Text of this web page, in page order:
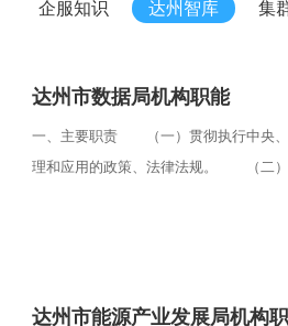
企服知识 达州智库 集
达州市数据局机构职能
一、主要职责 （一）贯彻执行中央、
理和应用的政策、法律法规。 （二）
达州市能源产业发展局机构